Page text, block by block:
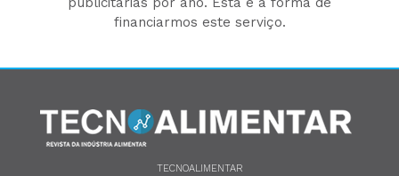
financiarmos este serviço.
TECNOALIMENTAR